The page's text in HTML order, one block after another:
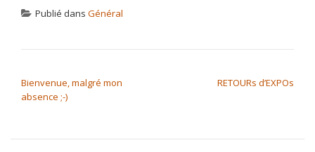
Publié dans Général
Bienvenue, malgré mon
absence ;-)
RETOURs d’EXPOs